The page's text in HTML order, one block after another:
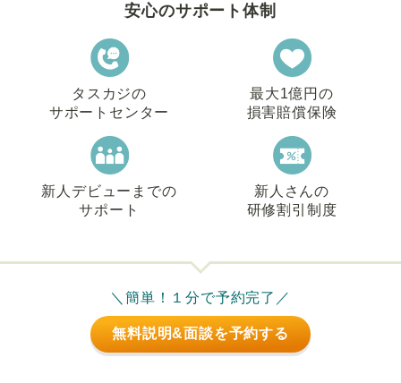
安心のサポート体制
タスカジの
サポートセンター
最大1億円の
損害賠償保険
新人デビューまでの
サポート
新人さんの
研修割引制度
＼簡単！１分で予約完了／
無料説明&面談を予約する